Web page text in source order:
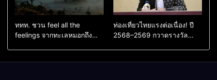
ททท. ชวน feel all the
feelings จากทะเลหมอกถึง
ท่องเที่ยวไทยแรงต่อเนื่อง! ปี
2568–2569 กวาดรางวัล